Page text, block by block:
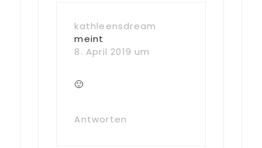
kathleensdream
meint
8. April 2019 um
🙂
Antworten